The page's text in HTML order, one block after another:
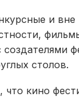
и
столов.
что кино